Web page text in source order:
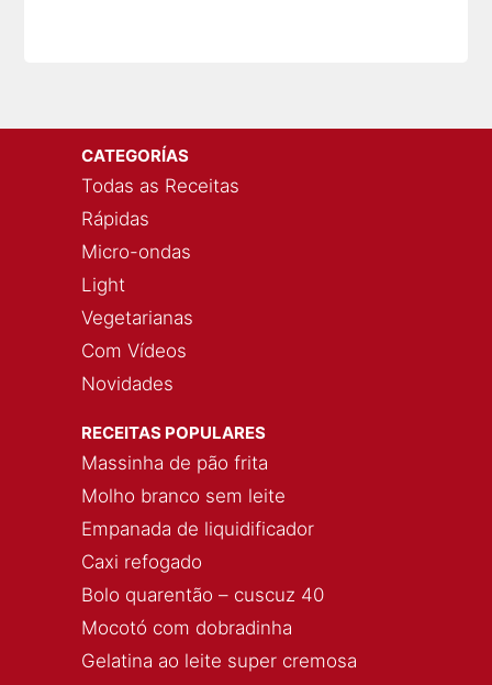
CATEGORÍAS
Todas as Receitas
Rápidas
Micro-ondas
Light
Vegetarianas
Com Vídeos
Novidades
RECEITAS POPULARES
Massinha de pão frita
Molho branco sem leite
Empanada de liquidificador
Caxi refogado
Bolo quarentão – cuscuz 40
Mocotó com dobradinha
Gelatina ao leite super cremosa